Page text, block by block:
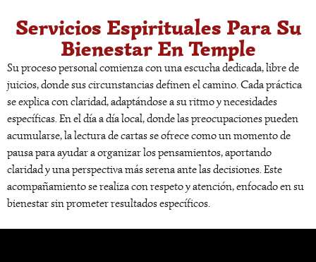
Servicios Espirituales Para Su
Bienestar En Temple
Su proceso personal comienza con una escucha dedicada, libre de
juicios, donde sus circunstancias definen el camino. Cada práctica
se explica con claridad, adaptándose a su ritmo y necesidades
específicas. En el día a día local, donde las preocupaciones pueden
acumularse, la lectura de cartas se ofrece como un momento de
pausa para ayudar a organizar los pensamientos, aportando
claridad y una perspectiva más serena ante las decisiones. Este
acompañamiento se realiza con respeto y atención, enfocado en su
bienestar sin prometer resultados específicos.